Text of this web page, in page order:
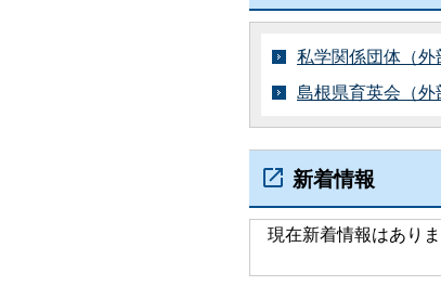
私学関係団体（外
島根県育英会（外
新着情報
現在新着情報はありま